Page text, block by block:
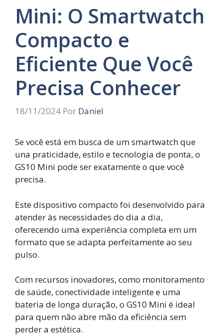
Mini: O Smartwatch
Compacto e
Eficiente Que Você
Precisa Conhecer
18/11/2024 Por Daniel
Se você está em busca de um smartwatch que
una praticidade, estilo e tecnologia de ponta, o
GS10 Mini pode ser exatamente o que você
precisa.
Este dispositivo compacto foi desenvolvido para
atender às necessidades do dia a dia,
oferecendo uma experiência completa em um
formato que se adapta perfeitamente ao seu
pulso.
Com recursos inovadores, como monitoramento
de saúde, conectividade inteligente e uma
bateria de longa duração, o GS10 Mini é ideal
para quem não abre mão da eficiência sem
perder a estética.